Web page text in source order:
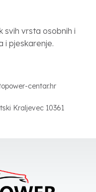
svih vrsta osobnih i
i pjeskarenje.
centar.hr
Kraljevec 10361